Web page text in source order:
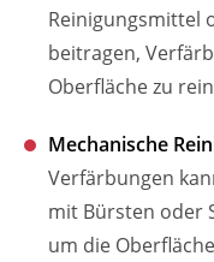
Reinigungsmittel
beitragen,
Oberfläche zu
Mechanische
Verfärbungen
mit Bürsten oder
um die